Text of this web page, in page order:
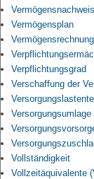
Vermögensnachweis
Vermögensplan
Vermögensrechnung
Verpflichtungsgrad
Verschaffung der
Versorgungsumlage
Vollständigkeit
Vollzeitäquivalente